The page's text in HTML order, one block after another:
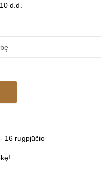
d.d.
LABYRINTH quantity
16 rugpjūčio